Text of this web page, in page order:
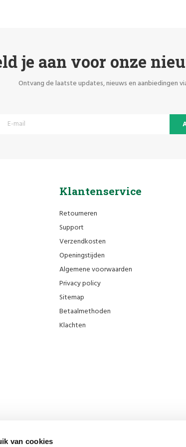
van cookies
je aan voor onze
Ontvang de laatste updates, nieuws en aanbiedingen
Klantenservice
Retourneren
Support
Verzendkosten
Openingstijden
Algemene voorwaarden
Privacy policy
Sitemap
Betaalmethoden
Klachten